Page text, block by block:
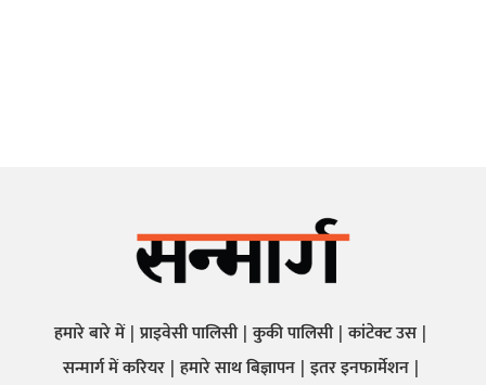
हमारे बारे में प्राइवेसी पालिसी कुकी पालिसी कांटेक्ट उस
सन्मार्ग में करियर हमारे साथ बिज्ञापन इतर इनफार्मेशन